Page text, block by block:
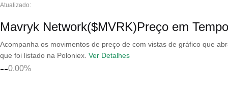
Atualizado:
Mavryk Network($MVRK)Preço em
Acompanha os movimentos de preço de com vistas de gráfico que
que foi listado na Poloniex. Ver Detalhes
--0.00%